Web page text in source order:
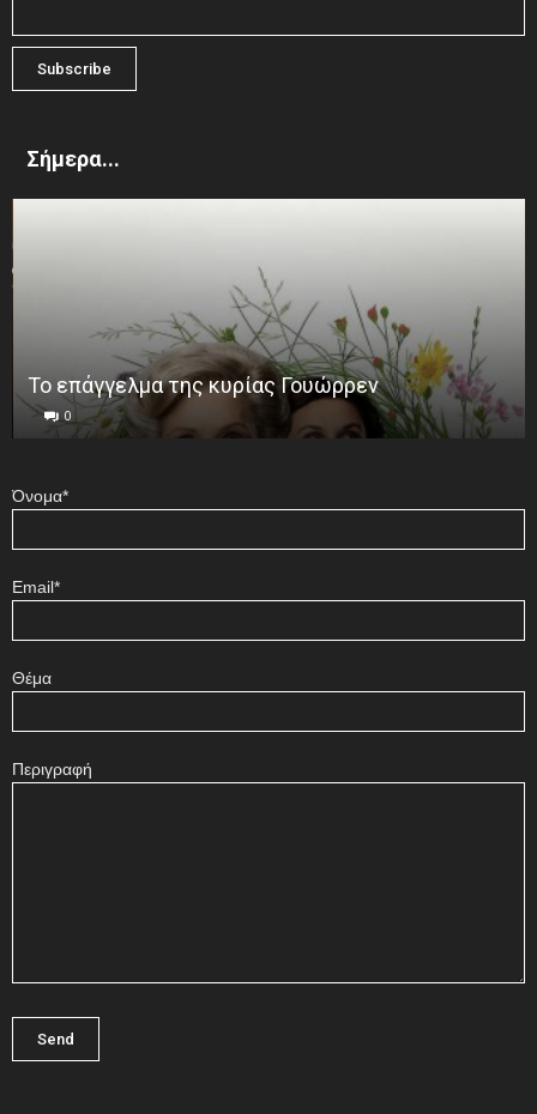
Σήμερα...
Το επάγγελμα της κυρίας Γουώρρεν
0
Όνομα*
Email*
Θέμα
Περιγραφή